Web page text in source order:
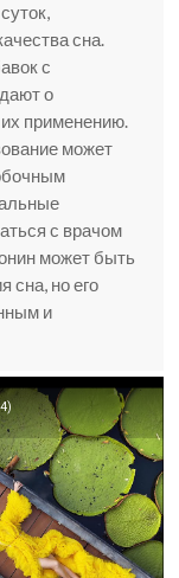
сна.
с
о
применению.
может
с врачом
может быть
сна, но его
и